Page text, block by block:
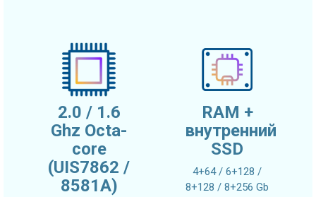
2.0 / 1.6
Ghz Octa-
core
(UIS7862 /
8581A)
RAM +
внутренний
SSD
4+64 / 6+128 /
8+128 / 8+256 Gb